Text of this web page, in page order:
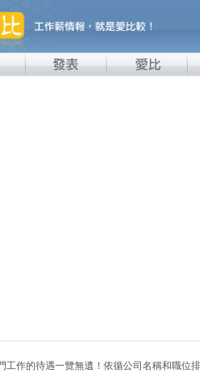
作的待遇一覽無遺！依循公司名稱和職位排